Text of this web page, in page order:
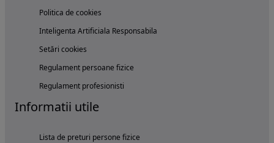
Politica de cookies
Inteligenta Artificiala Responsabila
Setări cookies
Regulament persoane fizice
Regulament profesionisti
Informatii utile
Lista de preturi persone fizice